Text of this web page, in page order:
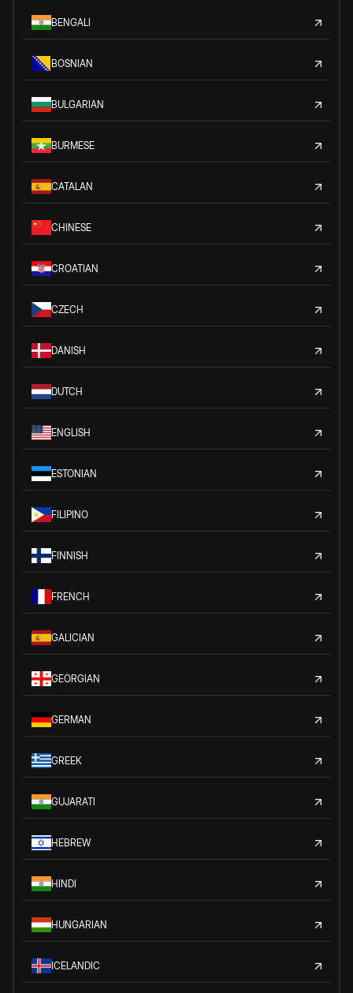
BENGALI
BOSNIAN
BULGARIAN
BURMESE
CATALAN
CHINESE
CROATIAN
CZECH
DANISH
DUTCH
ENGLISH
ESTONIAN
FILIPINO
FINNISH
FRENCH
GALICIAN
GEORGIAN
GERMAN
GREEK
GUJARATI
HEBREW
HINDI
HUNGARIAN
ICELANDIC